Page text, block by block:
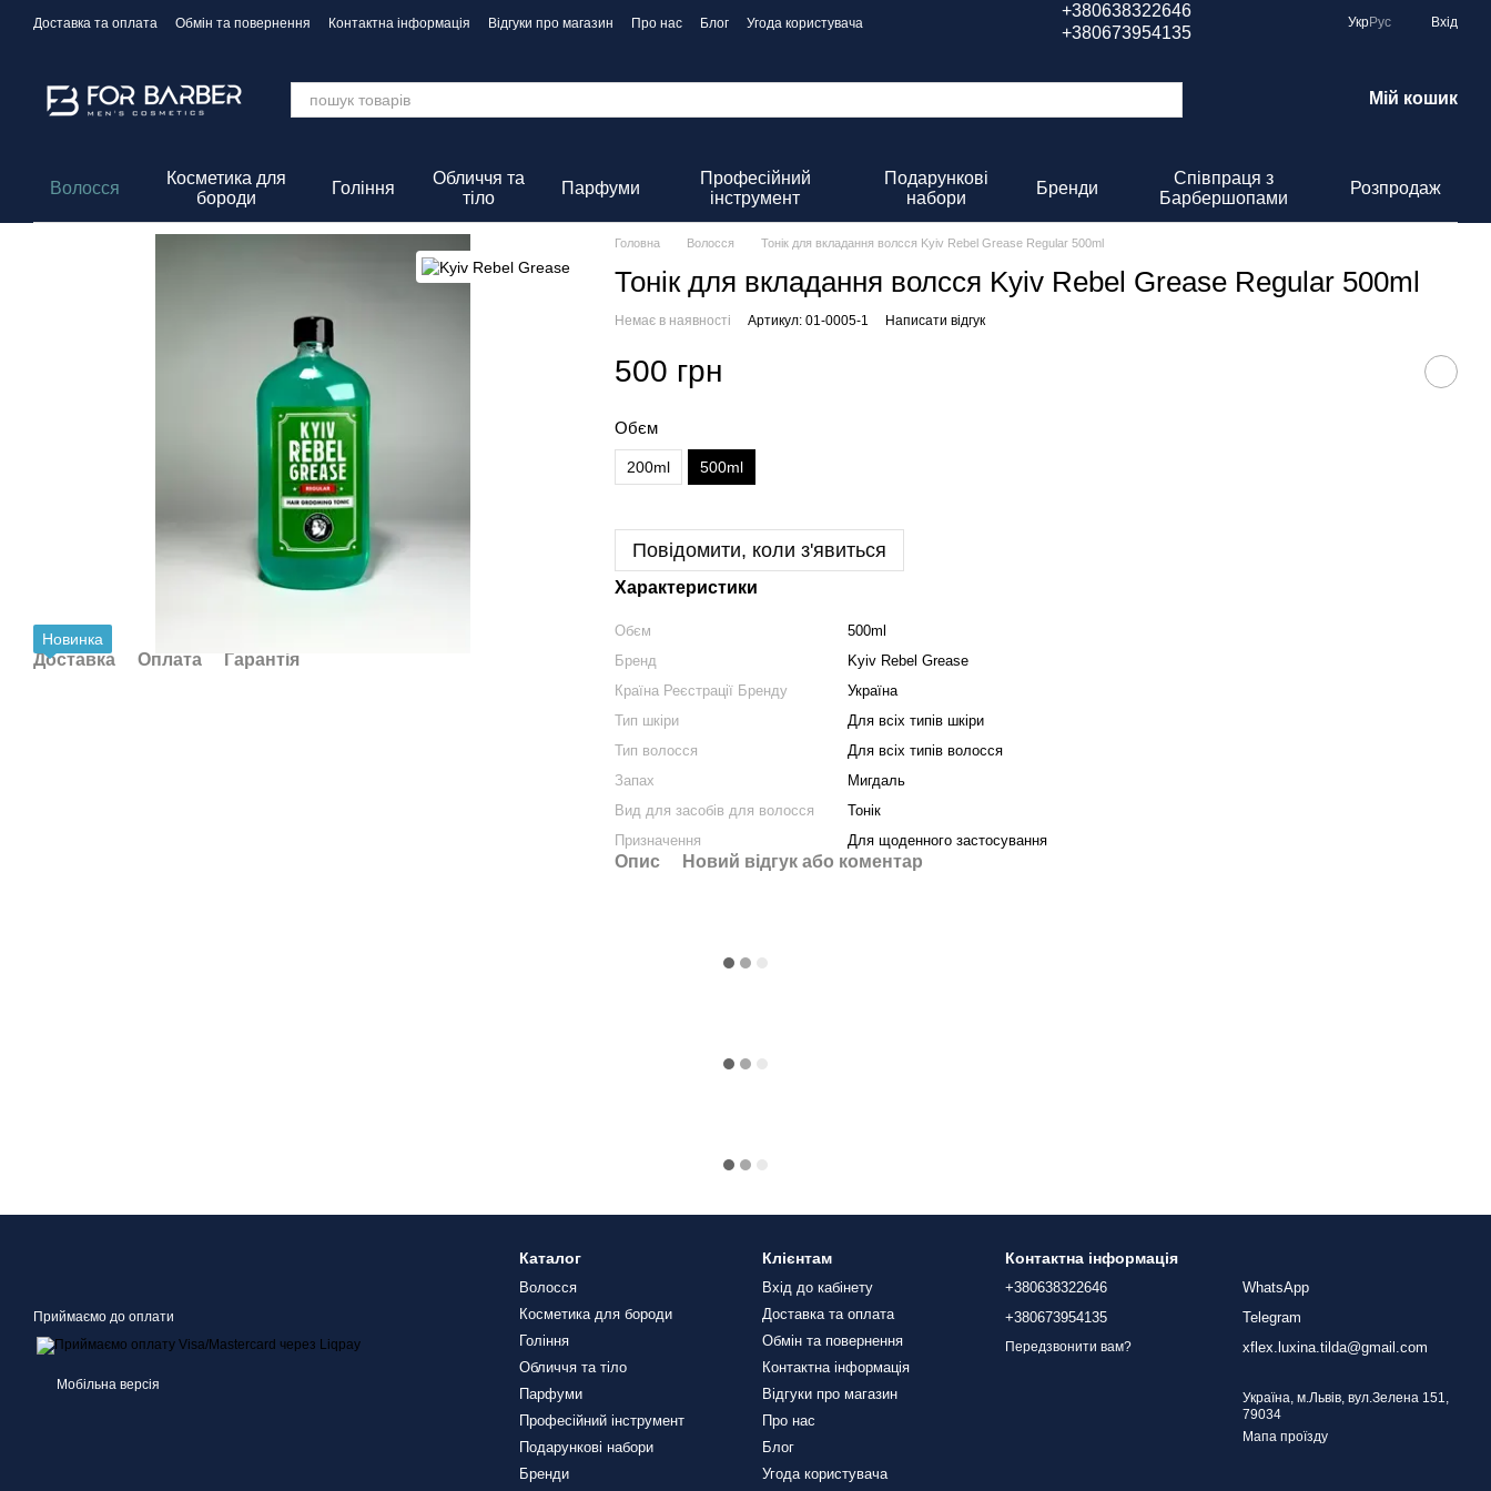
Перейти до основного контенту
Доставка та оплата Обмін та повернення Контактна інформація Відгуки про магазин Про нас Блог
Угода користувача
+380638322646
+380673954135
УкрРус Вхід
Мій кошик
Волосся
Косметика для
бороди
Гоління
Обличчя та
тіло
Парфуми
Професійний
інструмент
Подарункові
набори
Бренди
Співпраця з
Барбершопами
Розпродаж
Новинка
Доставка Оплата Гарантія
Головна Волосся Тонік для вкладання волсся Kyiv Rebel Grease Regular 500ml
Тонік для вкладання волсся Kyiv Rebel Grease Regular 500ml
Немає в наявності Артикул: 01-0005-1 Написати відгук
500 грн
Обєм
200ml 500ml
Повідомити, коли з'явиться
Характеристики
Обєм
500ml
Бренд
Kyiv Rebel Grease
Країна Реєстрації Бренду
Україна
Тип шкіри
Для всіх типів шкіри
Тип волосся
Для всіх типів волосся
Запах
Мигдаль
Вид для засобів для волосся
Тонік
Призначення
Для щоденного застосування
Опис Новий відгук або коментар
Приймаємо до оплати
Мобільна версія
Каталог
Волосся
Косметика для бороди
Гоління
Обличчя та тіло
Парфуми
Професійний інструмент
Подарункові набори
Бренди
Клієнтам
Вхід до кабінету
Доставка та оплата
Обмін та повернення
Контактна інформація
Відгуки про магазин
Про нас
Блог
Угода користувача
Контактна інформація
+380638322646
+380673954135
Передзвонити вам?
WhatsApp
Telegram
xflex.luxina.tilda@gmail.com
Україна, м.Львів, вул.Зелена 151,
79034
Мапа проїзду